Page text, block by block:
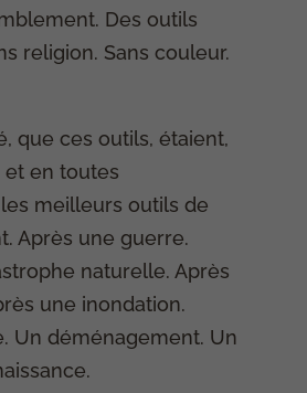
Des outils
religion. Sans couleur.
que ces outils, étaient,
et en toutes
meilleurs outils de
Après une guerre.
naturelle. Après
une inondation.
Un déménagement. Un